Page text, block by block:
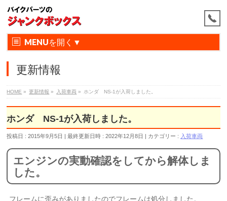
MENU
更新情報
HOME » 更新情報 » 入荷車両 » ホンダ NS-1が入荷しました。
ホンダ NS-1が入荷しました。
投稿日 : 2015年9月5日 最終更新日時 : 2022年12月8日 カテゴリー : 入荷車両
エンジンの実動確認をしてから解体しま
した。
フレームに歪みがありましたのでフレームは処分しました。